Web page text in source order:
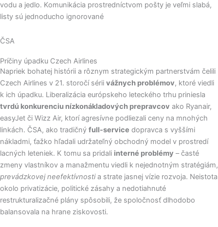
vodu a jedlo. Komunikácia prostredníctvom pošty je veľmi slabá,
listy sú jednoducho ignorované
ČSA
Príčiny úpadku Czech Airlines
Napriek bohatej histórii a rôznym strategickým partnerstvám čelili
Czech Airlines v 21. storočí sérii vážnych problémov, ktoré viedli
k ich úpadku. Liberalizácia európskeho leteckého trhu priniesla
tvrdú konkurenciu nízkonákladových prepravcov ako Ryanair,
easyJet či Wizz Air, ktorí agresívne podliezali ceny na mnohých
linkách. ČSA, ako tradičný full-service dopravca s vyššími
nákladmi, ťažko hľadali udržateľný obchodný model v prostredí
lacných leteniek. K tomu sa pridali interné problémy – časté
zmeny vlastníkov a manažmentu viedli k nejednotným stratégiám,
prevádzkovej neefektívnostia strate jasnej vízie rozvoja. Neistota
okolo privatizácie, politické zásahy a nedotiahnuté
restrukturalizačné plány spôsobili, že spoločnosť dlhodobo
balansovala na hrane ziskovosti.